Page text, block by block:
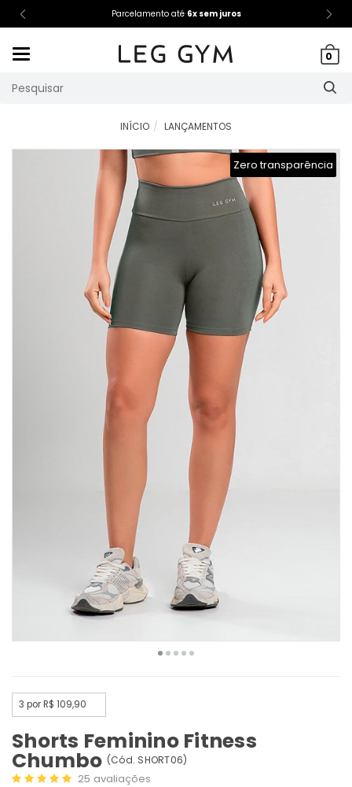
Parcelamento até 6x sem juros
0
INÍCIO LANÇAMENTOS
Zero transparência
3 por R$ 109,90
Shorts Feminino Fitness
Chumbo (Cód. SHORT06)
25 avaliações